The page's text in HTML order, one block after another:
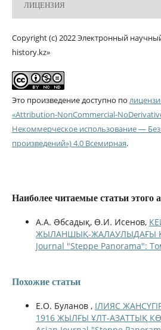
ЛИЦЕНЗИЯ
Copyright (c) 2022 Электронный
history.kz»
Это произведение доступно по
«Attribution-NonCommercial-
Некоммерческое использование —
произведений») 4.0 Всемирная.
Наиболее читаемые статьи этого
А.А. Əбсадық, Ө.И. Исенов,
ЖЫЛАНШЫҚ-ЖАЛАУЛЫДАҒЫ
Journal "Steppe Panorama":
Похожие статьи
Е.О. Буланов , ІЛИЯС
1916 ЖЫЛҒЫ ҰЛТ-АЗАТТЫҚ